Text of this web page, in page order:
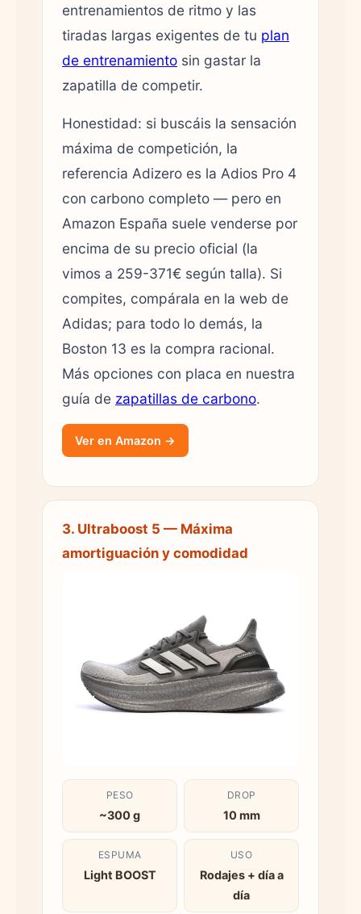
entrenamientos de ritmo y las
tiradas largas exigentes de tu plan
de entrenamiento sin gastar la
zapatilla de competir.
Honestidad: si buscáis la sensación
máxima de competición, la
referencia Adizero es la Adios Pro 4
con carbono completo — pero en
Amazon España suele venderse por
encima de su precio oficial (la
vimos a 259-371€ según talla). Si
compites, compárala en la web de
Adidas; para todo lo demás, la
Boston 13 es la compra racional.
Más opciones con placa en nuestra
guía de zapatillas de carbono.
Ver en Amazon →
3. Ultraboost 5 — Máxima
amortiguación y comodidad
PESO
~300 g
DROP
10 mm
ESPUMA
Light BOOST
USO
Rodajes + día a
día